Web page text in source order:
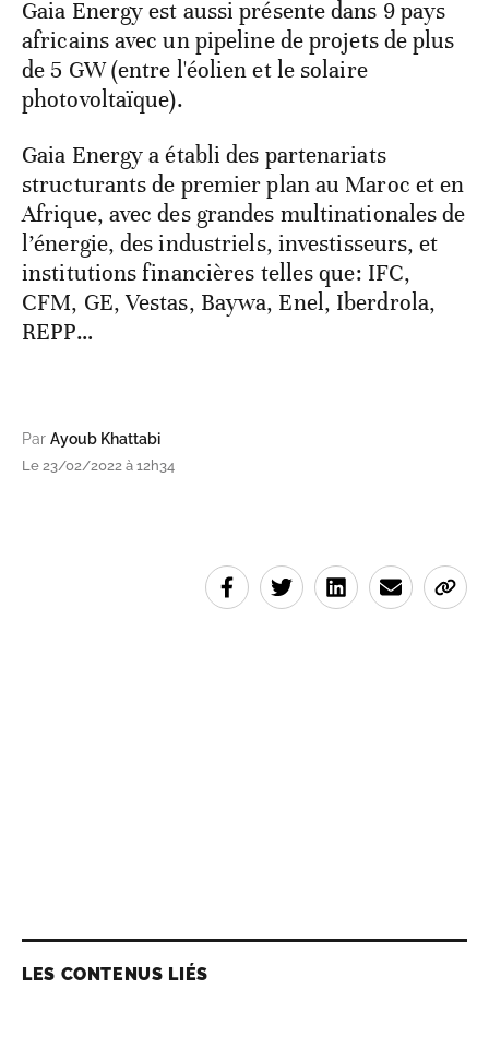
Gaia Energy est aussi présente dans 9 pays
africains avec un pipeline de projets de plus
de 5 GW (entre l'éolien et le solaire
photovoltaïque).
Gaia Energy a établi des partenariats
structurants de premier plan au Maroc et en
Afrique, avec des grandes multinationales de
l’énergie, des industriels, investisseurs, et
institutions financières telles que: IFC,
CFM, GE, Vestas, Baywa, Enel, Iberdrola,
REPP…
Par Ayoub Khattabi
Le 23/02/2022 à 12h34
LES CONTENUS LIÉS